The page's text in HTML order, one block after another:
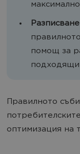
помощ за
Правилното
оптимизация на